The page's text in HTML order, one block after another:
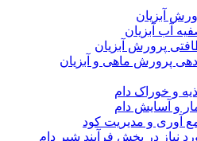
آبزیان
آب آبزیان
پرورش آبزیان
پرورش ماهی و آبزیان
و خوراک دام
و آسایش دام
آوری و مدیریت کود
نیاز در بخش فرآیند شیر دام